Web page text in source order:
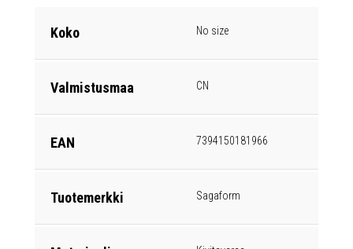
Koko No size
Valmistusmaa CN
EAN 7394150181966
Tuotemerkki Sagaform